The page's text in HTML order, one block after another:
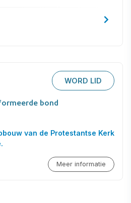
WORD LID
bond
van de Protestantse Kerk
Meer informatie